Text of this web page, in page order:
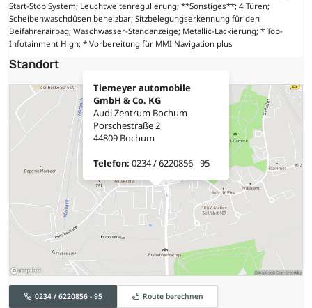
Start-Stop System; Leuchtweitenregulierung; **Sonstiges**; 4 Türen;
Scheibenwaschdüsen beheizbar; Sitzbelegungserkennung für den
Beifahrerairbag; Waschwasser-Standanzeige; Metallic-Lackierung; * Top-
Infotainment High; * Vorbereitung für MMI Navigation plus
Standort
Tiemeyer automobile
GmbH & Co. KG
Audi Zentrum Bochum
Porschestraße 2
44809 Bochum
Telefon: 0234 / 6220856 - 95
0234 / 6220856 - 95 Route berechnen